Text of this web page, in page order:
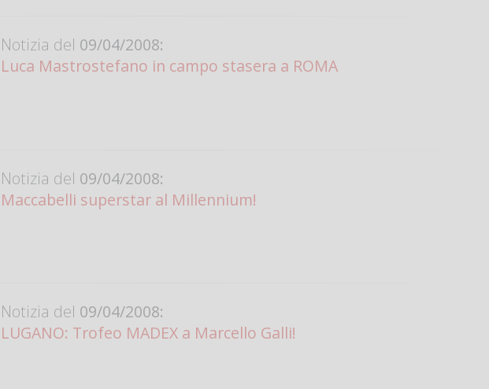
Notizia del 09/04/2008:
Luca Mastrostefano in campo stasera a ROMA
Notizia del 09/04/2008:
Maccabelli superstar al Millennium!
Notizia del 09/04/2008:
LUGANO: Trofeo MADEX a Marcello Galli!